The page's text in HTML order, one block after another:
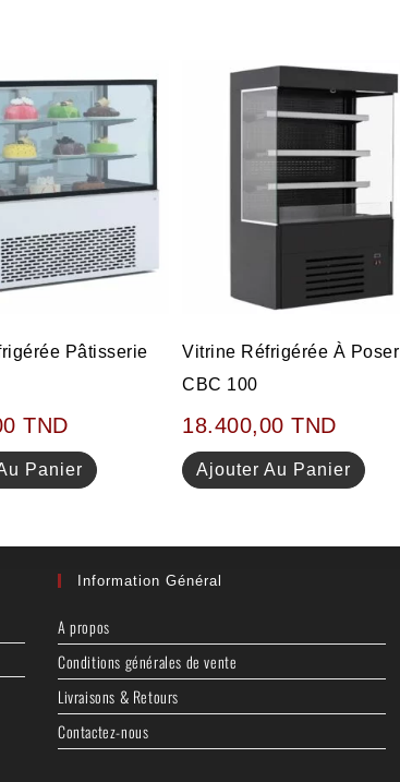
Pâtisserie
TND
Panier
Vitrine Réfrigérée À Poser
CBC 100
18.400,00TND
Ajouter Au Panier
Information Général
A propos
Conditions générales de vente
Livraisons & Retours
Contactez-nous